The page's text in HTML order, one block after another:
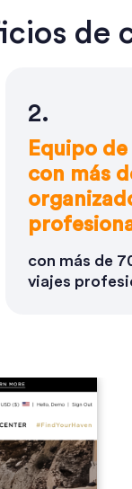
de
2.
Equipo
con más
con más de
viajes